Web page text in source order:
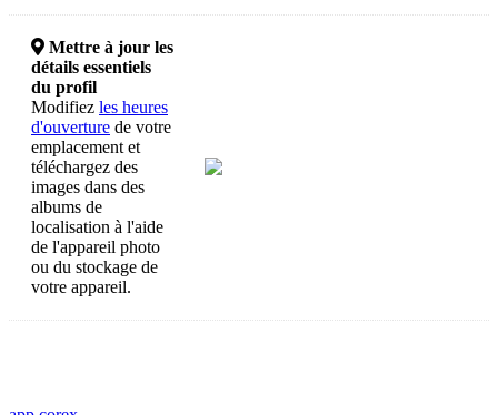
 Mettre à jour les
détails essentiels
du profil
Modifiez les heures
d'ouverture de votre
emplacement et
téléchargez des
images dans des
albums de
localisation à l'aide
de l'appareil photo
ou du stockage de
votre appareil.